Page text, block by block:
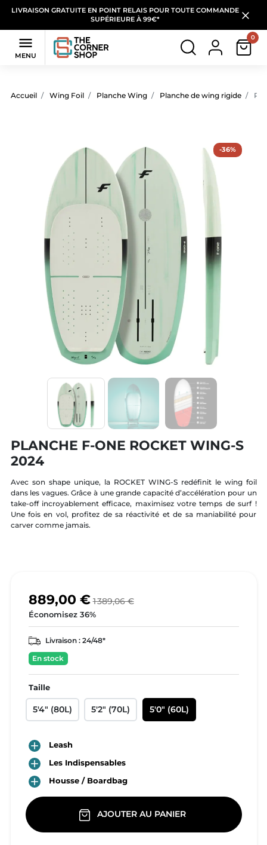
LIVRAISON GRATUITE EN POINT RELAIS POUR TOUTE COMMANDE
SUPÉRIEURE À 99€*

MENU
0
Accueil Wing Foil Planche Wing Planche de wing rigide
-36%
PLANCHE F-ONE ROCKET WING-S
2024
Avec son shape unique, la ROCKET WING-S redéfinit le wing foil
dans les vagues. Grâce à une grande capacité d’accélération pour un
take-off incroyablement efficace, maximisez votre temps de surf !
Une fois en vol, profitez de sa réactivité et de sa maniabilité pour
carver comme jamais.
889,00 € 1 389,06 €
Économisez 36%
Livraison : 24/48*
En stock
Taille
5'4" (80L) 5'2" (70L) 5'0" (60L)
 Leash
 Les Indispensables
 Housse / Boardbag
AJOUTER AU PANIER